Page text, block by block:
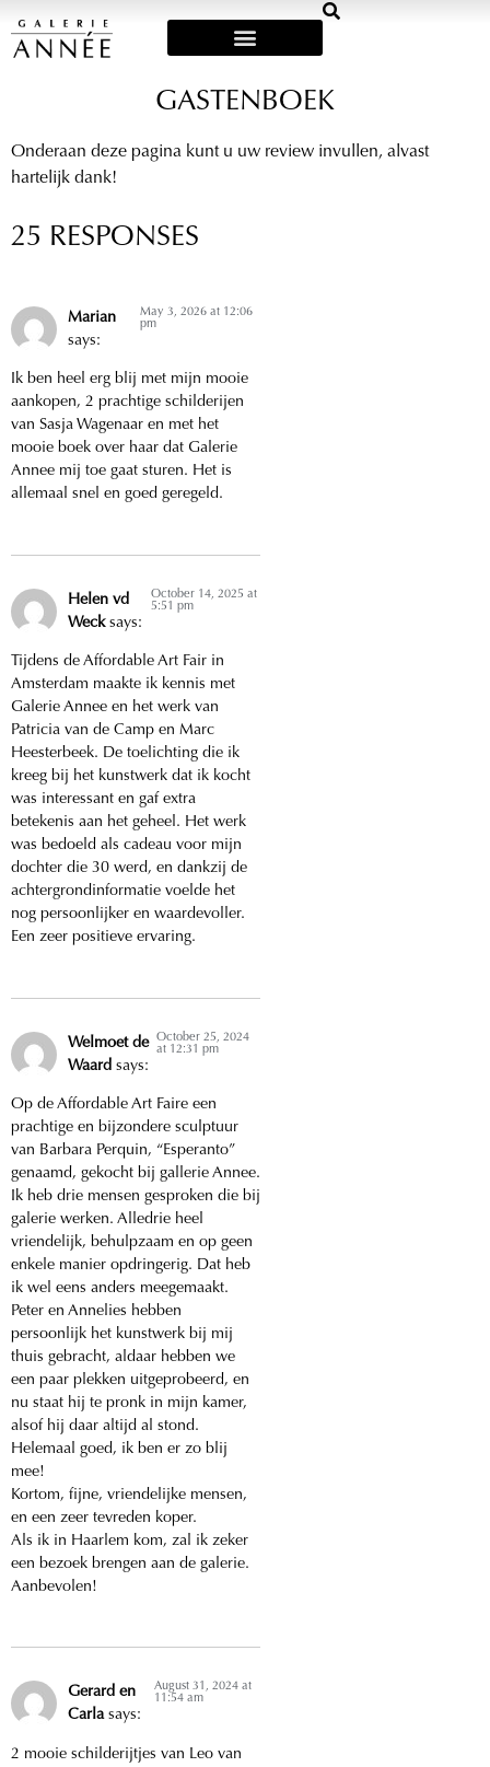
GASTENBOEK
Onderaan deze pagina kunt u uw review invullen, alvast
hartelijk dank!
25 RESPONSES
Marian
says:
May 3, 2026 at 12:06
pm
Ik ben heel erg blij met mijn mooie
aankopen, 2 prachtige schilderijen
van Sasja Wagenaar en met het
mooie boek over haar dat Galerie
Annee mij toe gaat sturen. Het is
allemaal snel en goed geregeld.
Helen vd
Weck says:
October 14, 2025 at
5:51 pm
Tijdens de Affordable Art Fair in
Amsterdam maakte ik kennis met
Galerie Annee en het werk van
Patricia van de Camp en Marc
Heesterbeek. De toelichting die ik
kreeg bij het kunstwerk dat ik kocht
was interessant en gaf extra
betekenis aan het geheel. Het werk
was bedoeld als cadeau voor mijn
dochter die 30 werd, en dankzij de
achtergrondinformatie voelde het
nog persoonlijker en waardevoller.
Een zeer positieve ervaring.
Welmoet de
Waard says:
October 25, 2024
at 12:31 pm
Op de Affordable Art Faire een
prachtige en bijzondere sculptuur
van Barbara Perquin, “Esperanto”
genaamd, gekocht bij gallerie Annee.
Ik heb drie mensen gesproken die bij
galerie werken. Alledrie heel
vriendelijk, behulpzaam en op geen
enkele manier opdringerig. Dat heb
ik wel eens anders meegemaakt.
Peter en Annelies hebben
persoonlijk het kunstwerk bij mij
thuis gebracht, aldaar hebben we
een paar plekken uitgeprobeerd, en
nu staat hij te pronk in mijn kamer,
alsof hij daar altijd al stond.
Helemaal goed, ik ben er zo blij
mee!
Kortom, fijne, vriendelijke mensen,
en een zeer tevreden koper.
Als ik in Haarlem kom, zal ik zeker
een bezoek brengen aan de galerie.
Aanbevolen!
Gerard en
Carla says:
August 31, 2024 at
11:54 am
2 mooie schilderijtjes van Leo van